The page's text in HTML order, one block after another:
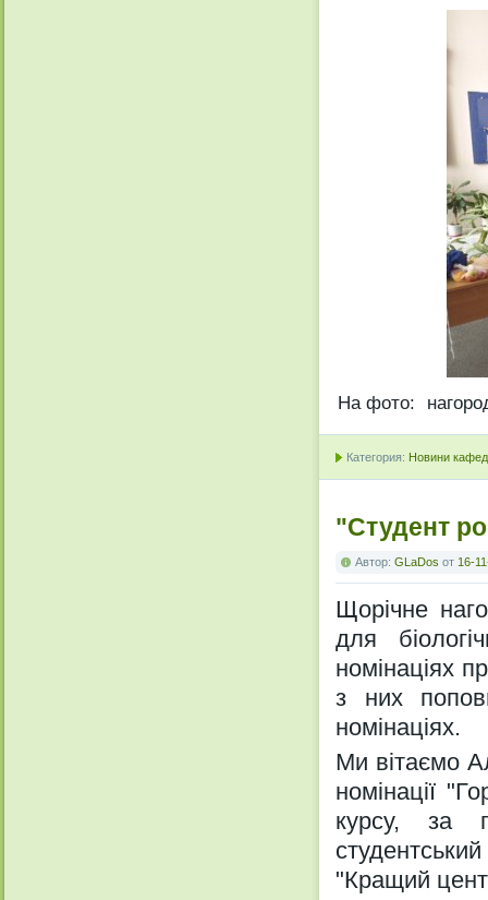
На фото:
Категория: Новини
"Студент
Автор: GLaDos от 16-
Щорічне
для
номінаціях
з них
номінаціях.
Ми вітаємо
номінації
курсу, за
"Кращий